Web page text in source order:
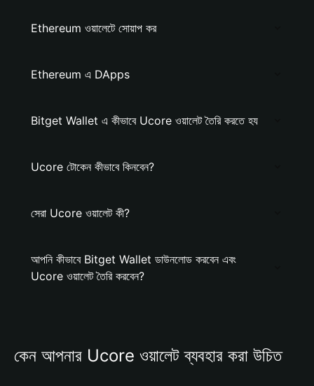
Ethereum ওয়ালেটে সোয়াপ কর
Ethereum এ DApps
Bitget Wallet এ কীভাবে Ucore ওয়ালেট তৈরি করতে হয
Ucore টোকেন কীভাবে কিনবেন?
সেরা Ucore ওয়ালেট কী?
আপনি কীভাবে Bitget Wallet ডাউনলোড করবেন এবং
Ucore ওয়ালেট তৈরি করবেন?
কেন আপনার Ucore ওয়ালেট ব্যবহার করা উচিত